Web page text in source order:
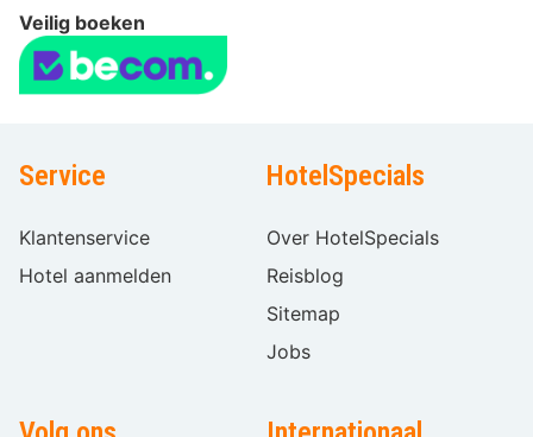
Veilig boeken
Service
Klantenservice
Hotel aanmelden
HotelSpecials
Over HotelSpecials
Reisblog
Sitemap
Jobs